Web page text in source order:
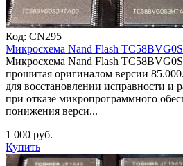
Код: CN295
Микросхема Nand Flash
Микросхема Nand Flash
прошитая оригиналом версии
для восстановлении исправности
при отказе микропрограммного
понижения верси...
1 000 руб.
Купить